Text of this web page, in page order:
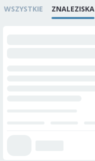
WSZYSTKIE ZNALEZISKA